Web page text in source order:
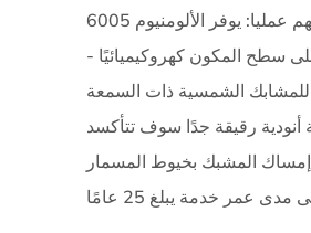
توافق
الإطار
وحجمه:
الحصول
الأبعاد
الصحيحة
عمليا:
سطح المكون كهروكيميائيًا -
الشمسية ذات السمعة
أو طبقة أنودية رقيقة جدًا سوف تتأكسد
إمساك المشبك بخيوط المسمار